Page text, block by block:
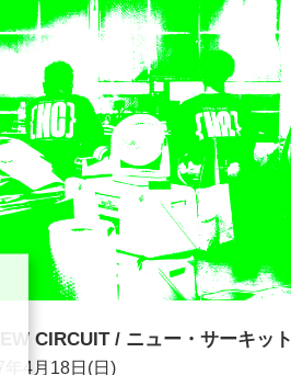
CIRCUIT / ニュー・サーキット
4月18日(日)